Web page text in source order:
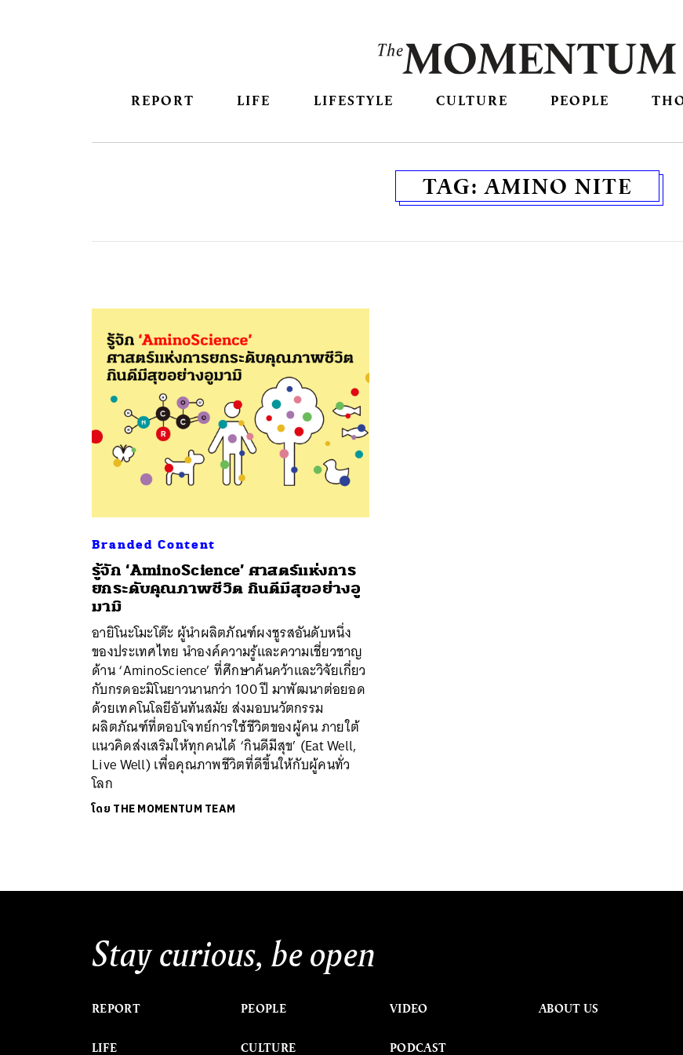
REPORT LIFE LIFESTYLE CULTURE PEOPLE
TAG:AMINO NITE
Branded Content
รู้จัก ‘AminoScience’ ศาสตร์แห่งการ
ยกระดับคุณภาพชีวิต กินดีมีสุขอย่างอู
มามิ
อายิโนะโมะโต๊ะ ผู้นำผลิตภัณฑ์ผงชูรสอันดับหนึ่ง
ของประเทศไทย นำองค์ความรู้และความเชี่ยวชาญ
ด้าน ‘AminoScience’ ที่ศึกษาค้นคว้าและวิจัยเกี่ยว
กับกรดอะมิโนยาวนานกว่า 100 ปี มาพัฒนาต่อยอด
ด้วยเทคโนโลยีอันทันสมัย ส่งมอบนวัตกรรม
ผลิตภัณฑ์ที่ตอบโจทย์การใช้ชีวิตของผู้คน ภายใต้
แนวคิดส่งเสริมให้ทุกคนได้ ‘กินดีมีสุข’ (Eat Well,
Live Well) เพื่อคุณภาพชีวิตที่ดีขึ้นให้กับผู้คนทั่ว
โลก
โดย THE MOMENTUM TEAM
Stay curious, be open
REPORT
LIFE
PEOPLE
CULTURE
VIDEO
PODCAST
ABOUT US
ค้นหา